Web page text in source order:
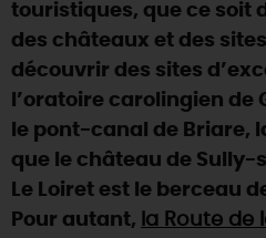
CE
touristiques, que ce soit
des châteaux et des
découvrir des sites
l’oratoire carolingien
le pont-canal de Briare,
que le château de Sully-
Le Loiret est le berceau
Pour autant, la Route de